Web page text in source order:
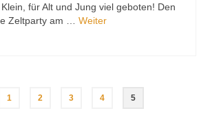
für Alt und Jung viel geboten! Den
Zeltparty am … Weiter
1 2 3 4 5